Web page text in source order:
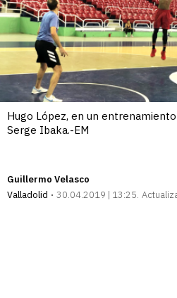
Hugo López, en un
Serge Ibaka.-EM
Guillermo Velasco
Valladolid
30.04.2019 | 13:25